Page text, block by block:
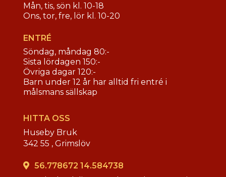
Mån, tis, sön kl. 10-18
Ons, tor, fre, lör kl. 10-20
ENTRÉ
Söndag, måndag 80:-
Sista lördagen 150:-
Övriga dagar 120:-
Barn under 12 år har alltid fri entré i
målsmans sällskap
HITTA OSS
Huseby Bruk
342 55 , Grimslöv
56.778672 14.584738